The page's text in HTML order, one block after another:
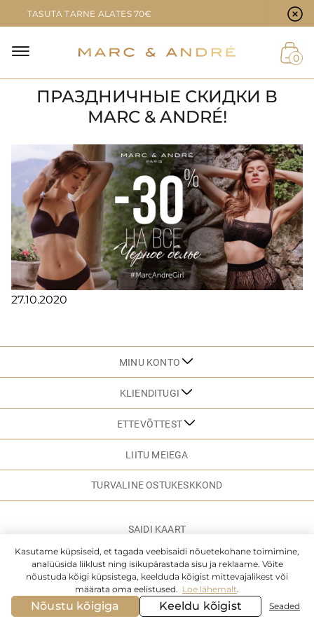
0
TASUTA TARNE ALATES 70€
ПРАЗДНИЧНЫЕ СКИДКИ В
MARC & ANDRÉ!
27.10.2020
MINU KONTO
KLIENDITUGI
ETTEVÕTTEST
LIITU MEIEGA
TURVALINE OSTUKESKKOND
SAIDI KAART
© MARC & ANDRE. 2026. KÕIK ÕIGUSED KAITSTUD
Kasutame küpsiseid, et tagada veebisaidi nõuetekohane toimimine,
analüüsida liiklust ning isikupärastada sisu ja reklaame. Võite
nõustuda kõigi küpsistega, keelduda kõigist mittevajalikest või
määrata oma eelistused. Loe lähemalt.
Nõustu kõigiga Keeldu kõigist Seaded